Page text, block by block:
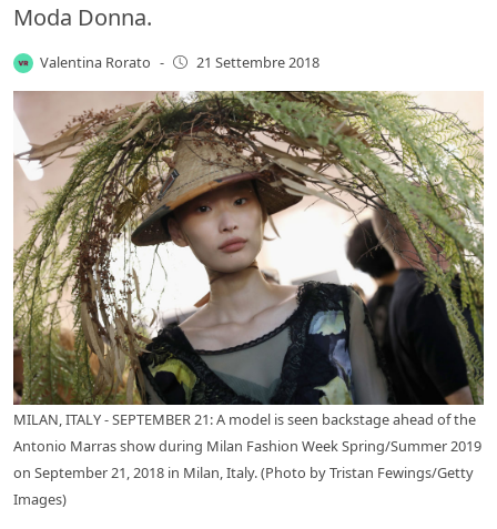
Moda Donna.
Valentina Rorato - 21 Settembre 2018
MILAN, ITALY - SEPTEMBER 21: A model is seen backstage ahead of the
Antonio Marras show during Milan Fashion Week Spring/Summer 2019
on September 21, 2018 in Milan, Italy. (Photo by Tristan Fewings/Getty
Images)